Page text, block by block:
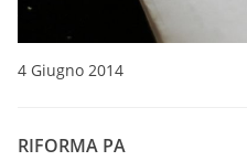
4 Giugno 2014
RIFORMA PA